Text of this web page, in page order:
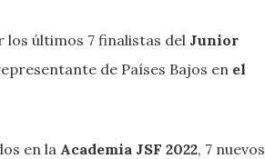
los últimos 7 finalistas del Junior
de Países Bajos en el
en la Academia JSF 2022, 7 nuevos